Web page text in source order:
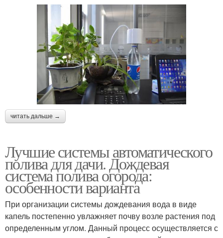
читать дальше →
Лучшие системы автоматического
полива для дачи. Дождевая
система полива огорода:
особенности варианта
При организации системы дождевания вода в виде
капель постепенно увлажняет почву возле растения под
определенным углом. Данный процесс осуществляется с